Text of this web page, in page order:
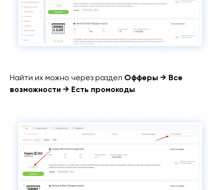
Найти их можно через раздел Офферы → Все
возможности → Есть промокоды